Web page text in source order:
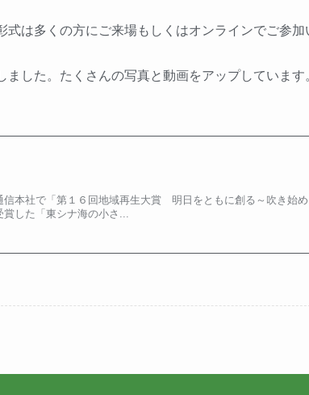
は多くの方にご来場もしくはオンラインでご参加
した。たくさんの写真と動画をアップしています
信本社で「第１６回地域再生大賞 明日をともに創る～吹き始め
した「東シナ海の小さ...